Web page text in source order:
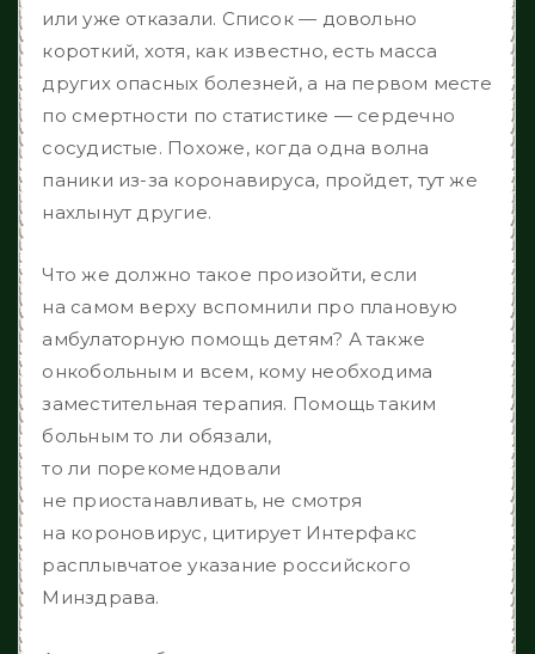
или уже отказали. Список — довольно
короткий, хотя, как известно, есть масса
других опасных болезней, а на первом месте
по смертности по статистике — сердечно
сосудистые. Похоже, когда одна волна
паники из-за коронавируса, пройдет, тут же
нахлынут другие.
Что же должно такое произойти, если
на самом верху вспомнили про плановую
амбулаторную помощь детям? А также
онкобольным и всем, кому необходима
заместительная терапия. Помощь таким
больным то ли обязали,
то ли порекомендовали
не приостанавливать, не смотря
на короновирус, цитирует Интерфакс
расплывчатое указание российского
Минздрава.